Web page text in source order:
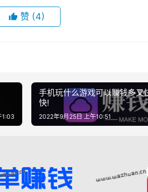
赞 (4)
1:03
手机玩什么游戏可以赚钱多又
快!
2022年9月25日 上午10:51